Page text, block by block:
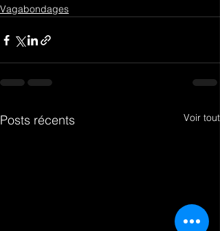
Vagabondages
Posts récents Voir tout